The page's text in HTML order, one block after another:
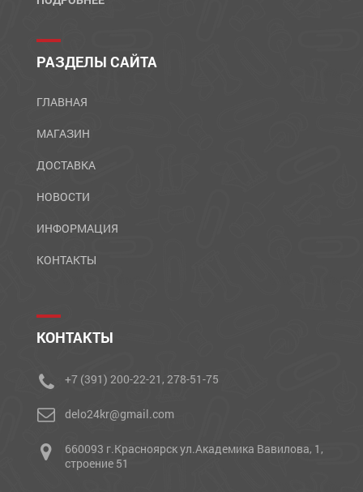
РАЗДЕЛЫ САЙТА
ГЛАВНАЯ
МАГАЗИН
ДОСТАВКА
НОВОСТИ
ИНФОРМАЦИЯ
КОНТАКТЫ
КОНТАКТЫ
+7 (391) 200-22-21, 278-51-75
delo24kr@gmail.com
660093 г.Красноярск ул.Академика Вавилова, 1,
строение 51